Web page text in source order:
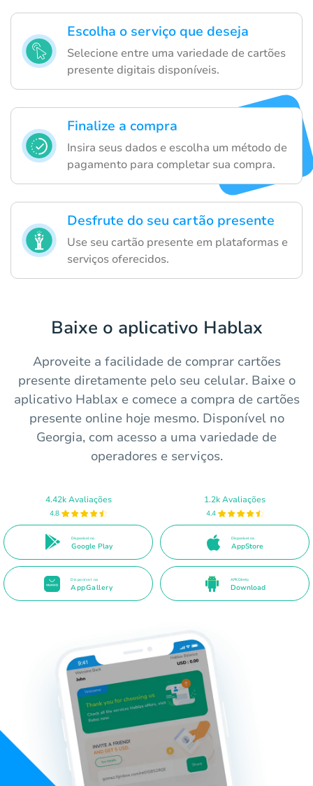
Escolha o serviço que deseja
Selecione entre uma variedade de cartões
presente digitais disponíveis.
Finalize a compra
Insira seus dados e escolha um método de
pagamento para completar sua compra.
Desfrute do seu cartão presente
Use seu cartão presente em plataformas e
serviços oferecidos.
Baixe o aplicativo Hablax
Aproveite a facilidade de comprar cartões
presente diretamente pelo seu celular. Baixe o
aplicativo Hablax e comece a compra de cartões
presente online hoje mesmo. Disponível no
Georgia, com acesso a uma variedade de
operadores e serviços.
4.42k Avaliações
4.8
Disponível no
Google Play
1.2k Avaliações
4.4
Disponível na
AppStore
Disponível na
AppGallery
APK Direto
Download